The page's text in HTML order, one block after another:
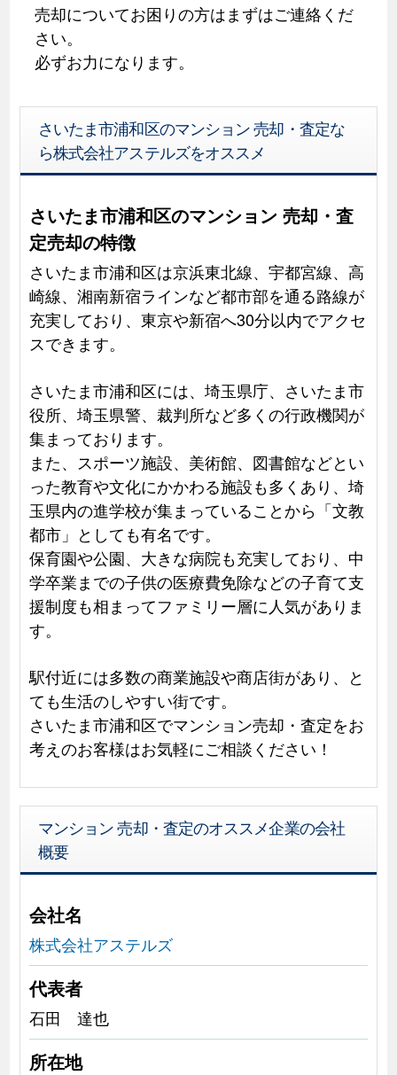
売却についてお困りの方はまずはご連絡くだ
さい。
必ずお力になります。
さいたま市浦和区のマンション 売却・査定な
ら株式会社アステルズをオススメ
さいたま市浦和区のマンション 売却・査
定売却の特徴
さいたま市浦和区は京浜東北線、宇都宮線、高
崎線、湘南新宿ラインなど都市部を通る路線が
充実しており、東京や新宿へ30分以内でアクセ
スできます。
さいたま市浦和区には、埼玉県庁、さいたま市
役所、埼玉県警、裁判所など多くの行政機関が
集まっております。
また、スポーツ施設、美術館、図書館などとい
った教育や文化にかかわる施設も多くあり、埼
玉県内の進学校が集まっていることから「文教
都市」としても有名です。
保育園や公園、大きな病院も充実しており、中
学卒業までの子供の医療費免除などの子育て支
援制度も相まってファミリー層に人気がありま
す。
駅付近には多数の商業施設や商店街があり、と
ても生活のしやすい街です。
さいたま市浦和区でマンション売却・査定をお
考えのお客様はお気軽にご相談ください！
マンション 売却・査定のオススメ企業の会社
概要
会社名
株式会社アステルズ
代表者
石田 達也
所在地